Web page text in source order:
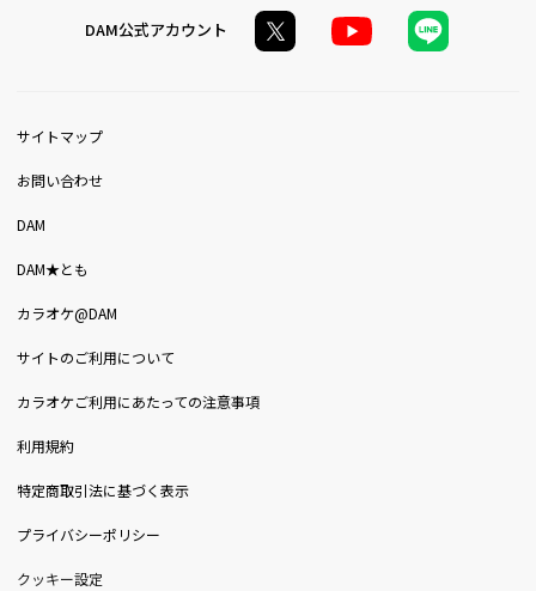
DAM公式アカウント
サイトマップ
お問い合わせ
DAM
DAM★とも
カラオケ@DAM
サイトのご利用について
カラオケご利用にあたっての注意事項
利用規約
特定商取引法に基づく表示
プライバシーポリシー
クッキー設定